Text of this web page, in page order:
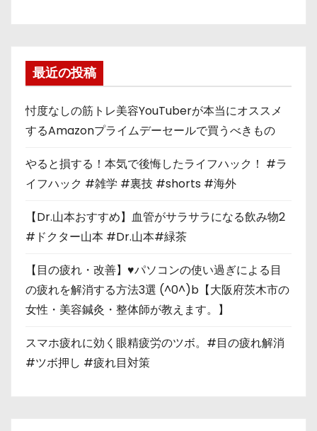
最近の投稿
忖度なしの筋トレ美容YouTuberが本当にオススメ
するAmazonプライムデーセールで買うべきもの
やると損する！本気で後悔したライフハック！ #ラ
イフハック #雑学 #裏技 #shorts #海外
【Dr.山本おすすめ】血管がサラサラになる飲み物2
#ドクター山本 #Dr.山本#緑茶
【目の疲れ・改善】♥パソコンの使い過ぎによる目
の疲れを解消する方法3選 (^0^)b【大阪府茨木市の
女性・美容鍼灸・整体師が教えます。】
スマホ疲れに効く眼精疲労のツボ。#目の疲れ解消
#ツボ押し #疲れ目対策